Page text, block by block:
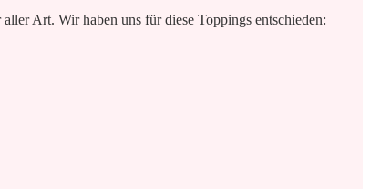
Art. Wir haben uns für diese Toppings entschieden: